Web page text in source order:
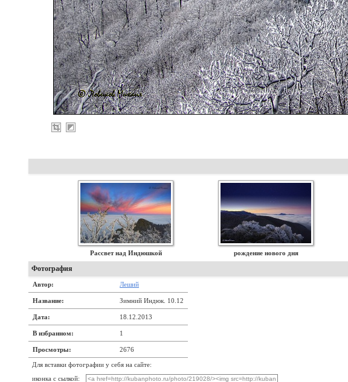
Рассвет над Индюшкой рождение нового дня
Фотография
Автор: Леший
Название: Зимний Индюк. 10.12
Дата: 18.12.2013
В избранном: 1
Просмотры: 2676
Для вставки фотографии у себя на сайте:
иконка с сылкой: